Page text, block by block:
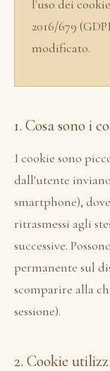
l'uso dei
2016/679
modificato.
1. Cosa sono i
I cookie sono
dall'utente
smartphone),
ritrasmessi agli
successive.
permanente sul
scomparire alla
sessione).
2. Cookie